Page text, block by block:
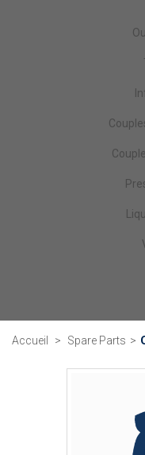
Accueil > Spare Parts >